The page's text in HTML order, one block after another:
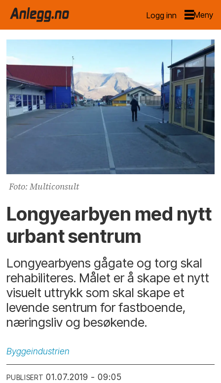
Logg inn
Foto: Multiconsult
Longyearbyen med nytt
urbant sentrum
Longyearbyens gågate og torg skal
rehabiliteres. Målet er å skape et nytt
visuelt uttrykk som skal skape et
levende sentrum for fastboende,
næringsliv og besøkende.
Byggeindustrien
PUBLISERT 01.07.2019 - 09:05